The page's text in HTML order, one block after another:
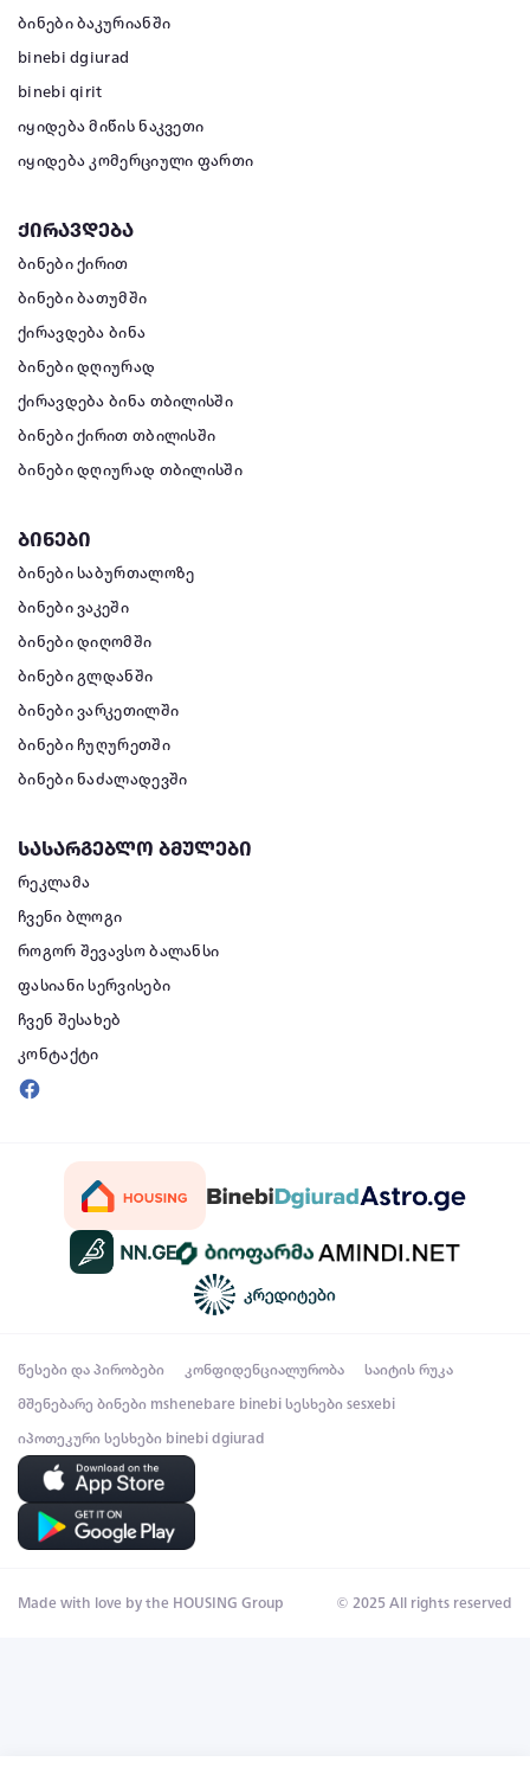
ბინები ბაკურიანში
binebi dgiurad
binebi qirit
იყიდება მიწის ნაკვეთი
იყიდება კომერციული ფართი
ქირავდება
ბინები ქირით
ბინები ბათუმში
ქირავდება ბინა
ბინები დღიურად
ქირავდება ბინა თბილისში
ბინები ქირით თბილისში
ბინები დღიურად თბილისში
ბინები
ბინები საბურთალოზე
ბინები ვაკეში
ბინები დიღომში
ბინები გლდანში
ბინები ვარკეთილში
ბინები ჩუღურეთში
ბინები ნაძალადევში
სასარგებლო ბმულები
რეკლამა
ჩვენი ბლოგი
როგორ შევავსო ბალანსი
ფასიანი სერვისები
ჩვენ შესახებ
კონტაქტი
წესები და პირობები კონფიდენციალურობა საიტის რუკა
მშენებარე ბინები mshenebare binebi სესხები sesxebi
იპოთეკური სესხები binebi dgiurad
Made with love by the HOUSING Group © 2025 All rights reserved